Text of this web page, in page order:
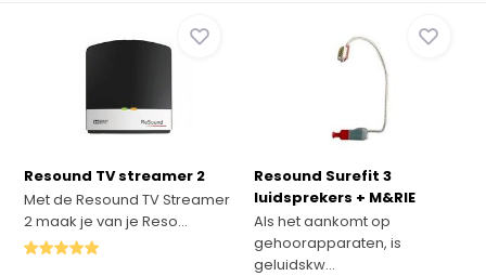
Resound TV streamer 2
Met de Resound TV Streamer
2 maak je van je Reso...
Resound Surefit 3
luidsprekers + M&RIE
Als het aankomt op
gehoorapparaten, is
geluidskw...